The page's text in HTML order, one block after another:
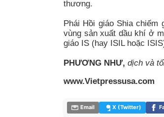
thương.
Phái Hồi giáo Shia
vùng sản xuất dầu khí ở
giáo IS (hay ISIL hoặc
PHƯƠNG NHƯ, dịch và
www.Vietpressusa.com
Email X (Twitter)